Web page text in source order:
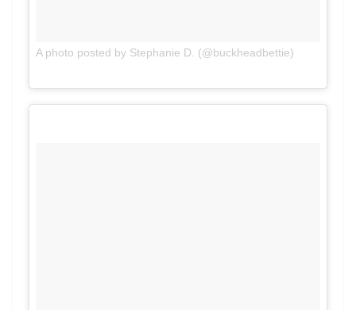
A photo posted by Stephanie D. (@buckheadbettie)